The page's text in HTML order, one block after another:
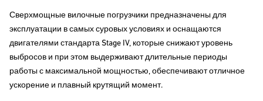
Сверхмощные вилочные погрузчики предназначены для
эксплуатации в самых суровых условиях и оснащаются
двигателями стандарта Stage IV, которые снижают уровень
выбросов и при этом выдерживают длительные периоды
работы с максимальной мощностью, обеспечивают отличное
ускорение и плавный крутящий момент.